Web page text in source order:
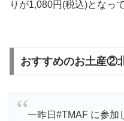
りが1,080円(税込)となっ
おすすめのお土産②
一昨日#TMAF に参加